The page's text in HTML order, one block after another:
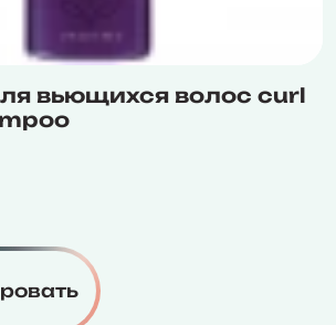
вьющихся волос curl